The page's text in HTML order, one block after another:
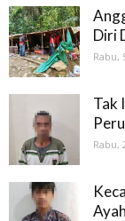
Diri
Rabu,
Tak
Rabu,